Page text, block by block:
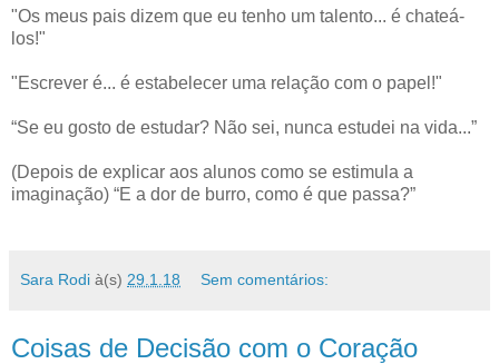
"Os meus pais dizem que eu tenho um talento... é chateá-
los!"
"Escrever é... é estabelecer uma relação com o papel!"
“Se eu gosto de estudar? Não sei, nunca estudei na vida...”
(Depois de explicar aos alunos como se estimula a
imaginação) “E a dor de burro, como é que passa?”
Sara Rodi à(s) 29.1.18 Sem comentários:
Coisas de Decisão com o Coração